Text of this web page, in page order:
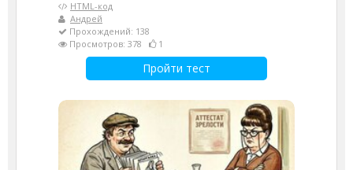
HTML-код
Андрей
Прохождений: 138
Просмотров: 378
1
Пройти тест